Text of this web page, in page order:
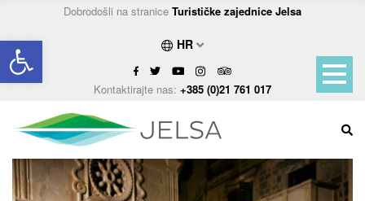
Open toolbar
Dobrodošli na stranice Turističke zajednice Jelsa
HR
Kontaktirajte nas: +385 (0)21 761 017